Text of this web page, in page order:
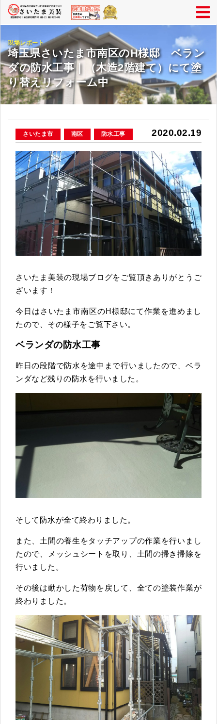
現場レポート
埼玉県さいたま市南区のH様邸 ベラン
ダの防水工事｜（木造2階建て）にて塗
り替えリフォーム中
2020.02.19
さいたま市 南区 防水工事
さいたま美装の現場ブログをご覧頂きありがとうご
ざいます！
今日はさいたま市南区のH様邸にて作業を進めまし
たので、その様子をご覧下さい。
ベランダの防水工事
昨日の段階で防水を途中まで行いましたので、ベラ
ンダなど残りの防水を行いました。
そして防水が全て終わりました。
また、土間の養生をタッチアップの作業を行いまし
たので、メッシュシートを取り、土間の掃き掃除を
行いました。
その後は動かした荷物を戻して、全ての塗装作業が
終わりました。